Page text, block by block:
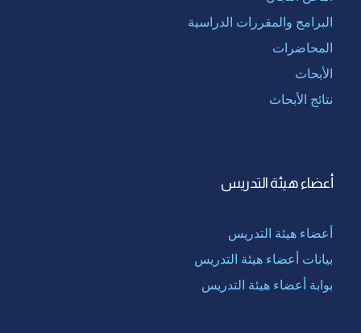
البرامج والمقررات الدراسية
المحاضرات
الأبحاث
نتائج الأبحاث
أعضاء هيئة التدريس
أعضاء هيئة التدريس
بيانات أعضاء هيئة التدريس
بوابة أعضاء هيئة التدريس